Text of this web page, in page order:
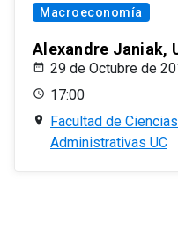
Macroeconomía
Alexandre Janiak,
29 de Octubre de
17:00
Facultad de
Administrativas UC